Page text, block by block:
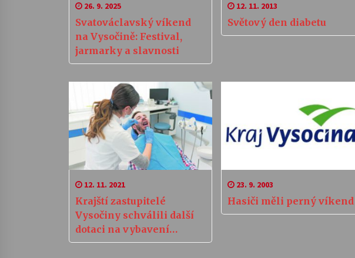
26. 9. 2025
Svatováclavský víkend
na Vysočině: Festival,
jarmarky a slavnosti
12. 11. 2013
Světový den diabetu
12. 11. 2021
Krajští zastupitelé
Vysočiny schválili další
dotaci na vybavení
ordinací zubařů
23. 9. 2003
Hasiči měli perný víkend